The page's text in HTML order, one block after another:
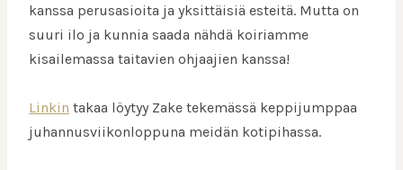
kanssa perusasioita ja yksittäisiä esteitä. Mutta on
suuri ilo ja kunnia saada nähdä koiriamme
kisailemassa taitavien ohjaajien kanssa!
Linkin takaa löytyy Zake tekemässä keppijumppaa
juhannusviikonloppuna meidän kotipihassa.